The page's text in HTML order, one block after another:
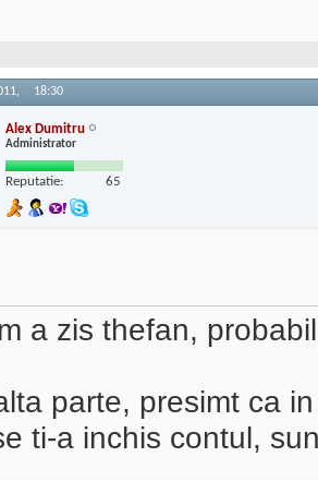
18:30
Alex Dumitru
Administrator
Reputatie: 65
a zis thefan,
parte, presimt ca
ti-a inchis contul,